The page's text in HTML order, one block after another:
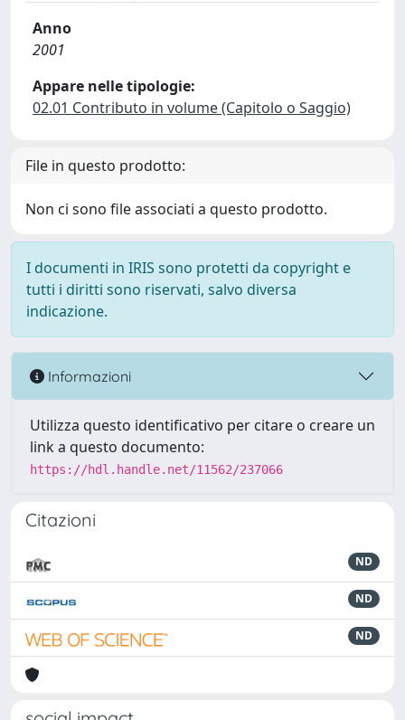
Anno
2001
Appare nelle tipologie:
02.01 Contributo in volume (Capitolo o Saggio)
File in questo prodotto:
Non ci sono file associati a questo prodotto.
I documenti in IRIS sono protetti da copyright e
tutti i diritti sono riservati, salvo diversa
indicazione.
Informazioni
Utilizza questo identificativo per citare o creare un
link a questo documento:
https://hdl.handle.net/11562/237066
Citazioni
ND
ND
ND